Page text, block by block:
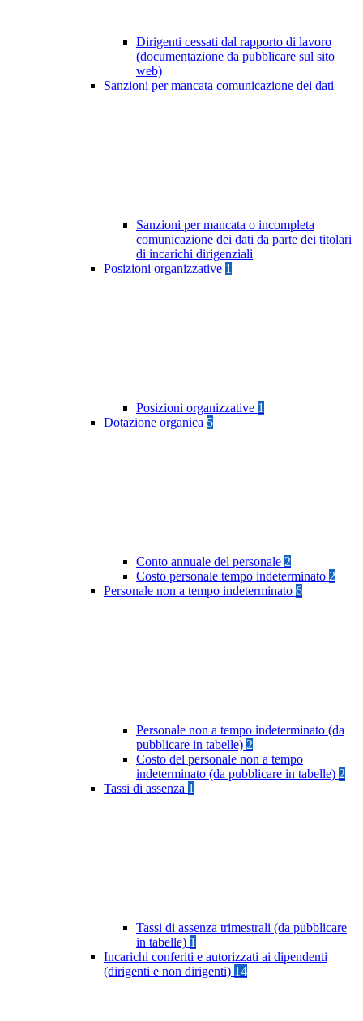
Dirigenti cessati dal rapporto di lavoro
(documentazione da pubblicare sul sito
web)
Sanzioni per mancata comunicazione dei dati
Sanzioni per mancata o incompleta
comunicazione dei dati da parte dei titolari
di incarichi dirigenziali
Posizioni organizzative 1
Posizioni organizzative 1
Dotazione organica 5
Conto annuale del personale 2
Costo personale tempo indeterminato 2
Personale non a tempo indeterminato 6
Personale non a tempo indeterminato (da
pubblicare in tabelle) 2
Costo del personale non a tempo
indeterminato (da pubblicare in tabelle) 2
Tassi di assenza 1
Tassi di assenza trimestrali (da pubblicare
in tabelle) 1
Incarichi conferiti e autorizzati ai dipendenti
(dirigenti e non dirigenti) 14